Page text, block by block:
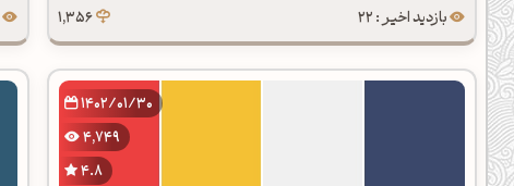
بازدید اخیر : 22 1,356
1402/01/30
4,749
4.8